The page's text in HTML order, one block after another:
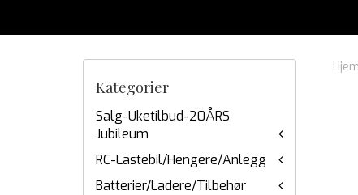
Kategorier
Salg-Uketilbud-20ÅRS
Jubileum
RC-Lastebil/Hengere/Anlegg
Batterier/Ladere/Tilbehør
Hjem